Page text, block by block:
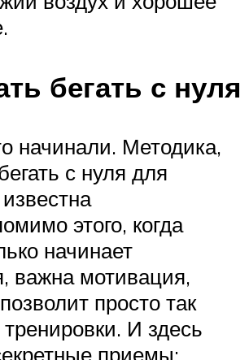
бегать с нуля
начинали. Методика,
с нуля для
этого, когда
начинает
важна мотивация,
просто так
тренировки. И здесь
приемы: